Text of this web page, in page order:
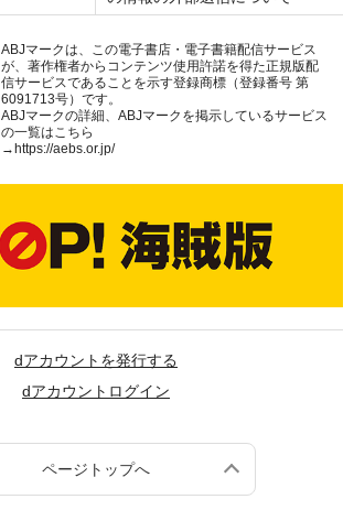
ABJマークは、この電子書店・電子書籍配信サービス
が、著作権者からコンテンツ使用許諾を得た正規版配
信サービスであることを示す登録商標（登録番号 第
6091713号）です。
ABJマークの詳細、ABJマークを掲示しているサービス
の一覧はこちら
→https://aebs.or.jp/
dアカウントを発行する
dアカウントログイン
ページトップへ